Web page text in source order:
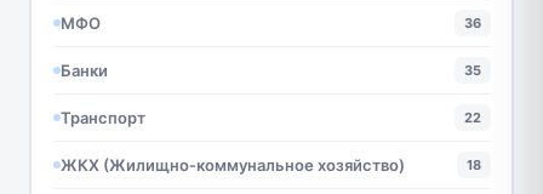
МФО 36
Банки 35
Транспорт 22
ЖКХ (Жилищно-коммунальное хозяйство) 18